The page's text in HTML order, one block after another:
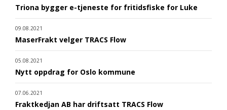
Triona bygger e-tjeneste for fritidsfiske for Luke
09.08.2021
MaserFrakt velger TRACS Flow
05.08.2021
Nytt oppdrag for Oslo kommune
07.06.2021
Fraktkedjan AB har driftsatt TRACS Flow